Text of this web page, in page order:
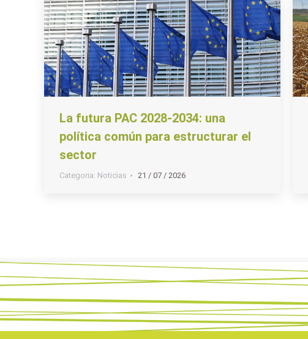
La futura PAC 2028-2034: una
política común para estructurar el
sector
Categoria: Noticias 21 / 07 / 2026